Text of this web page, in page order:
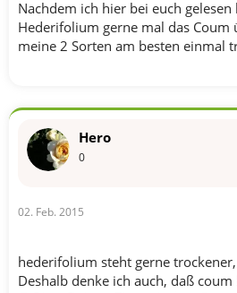
Nachdem ich hier bei euch gelesen
Hederifolium gerne mal das Coum
meine 2 Sorten am besten einmal
Hero
0
02. Feb. 2015
hederifolium steht gerne
Deshalb denke ich auch, daß